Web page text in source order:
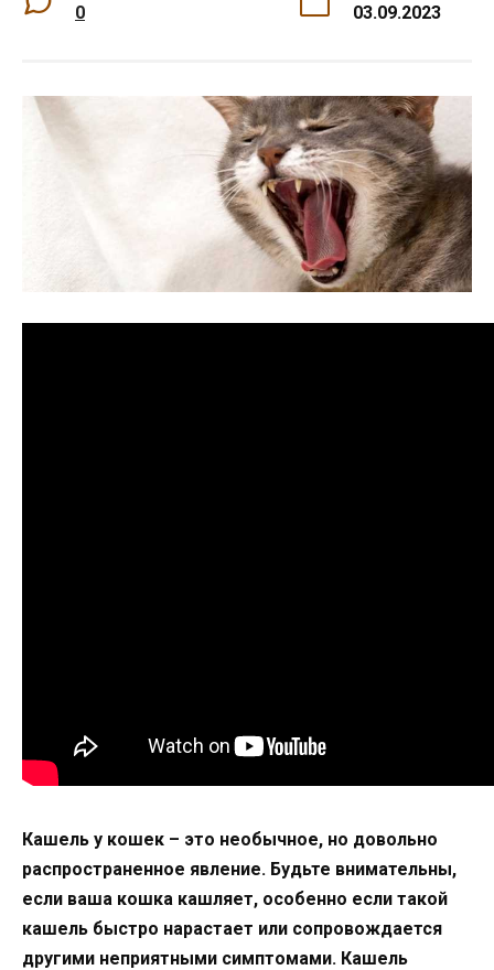
0 03.09.2023
Кашель у кошек – это необычное, но довольно
распространенное явление. Будьте внимательны,
если ваша кошка кашляет, особенно если такой
кашель быстро нарастает или сопровождается
другими неприятными симптомами. Кашель